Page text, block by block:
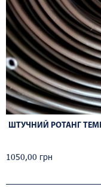
ШТУЧНИЙ РОТАНГ
1050,00 грн